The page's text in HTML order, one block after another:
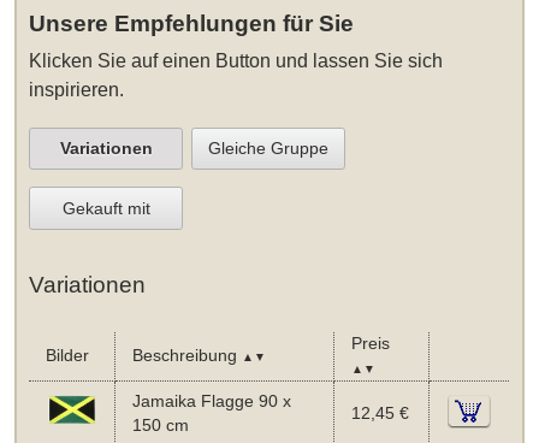
Unsere Empfehlungen für Sie
Klicken Sie auf einen Button und lassen Sie sich
inspirieren.
Variationen Gleiche Gruppe
Gekauft mit
Variationen
Bilder Beschreibung ▲▼
Preis
▲▼
Jamaika Flagge 90 x
150 cm
12,45 €